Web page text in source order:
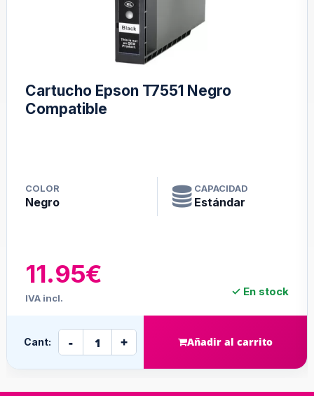
Cartucho Epson T7551 Negro
Compatible
COLOR
Negro
CAPACIDAD
Estándar
11.95€
IVA incl. ✓ En stock
Cant: - + Añadir al carrito